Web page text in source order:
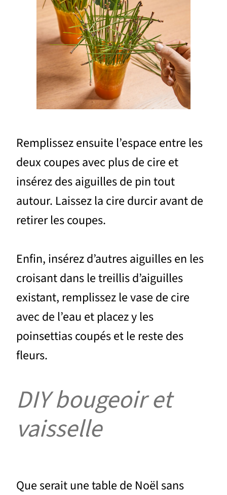
Remplissez ensuite l’espace entre les
deux coupes avec plus de cire et
insérez des aiguilles de pin tout
autour. Laissez la cire durcir avant de
retirer les coupes.
Enfin, insérez d’autres aiguilles en les
croisant dans le treillis d’aiguilles
existant, remplissez le vase de cire
avec de l’eau et placez y les
poinsettias coupés et le reste des
fleurs.
DIY bougeoir et
vaisselle
Que serait une table de Noël sans